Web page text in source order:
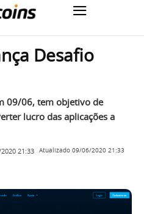
Desafio
09/06, tem objetivo de
lucro das aplicações a
21:33 Atualizado 09/06/2020 21:33